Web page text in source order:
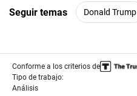
Seguir temas Donald Trump
Conforme a los criterios de
Tipo de trabajo:
Análisis